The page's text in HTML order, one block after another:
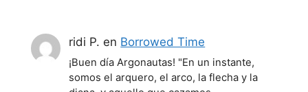
ridi P. en Borrowed Time
¡Buen día Argonautas! "En un instante,
somos el arquero, el arco, la flecha y la